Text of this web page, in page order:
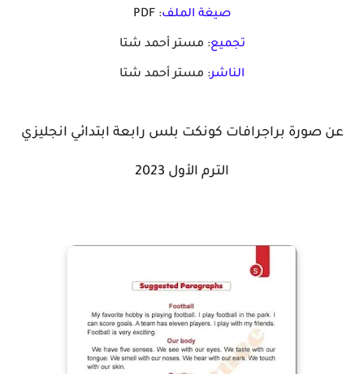
صيغة الملف: PDF
تجميع: مستر أحمد شتا
الناشر: مستر أحمد شتا
عن صورة براجرافات كونكت بلس رابعة ابتدائي انجليزي
الترم الأول 2023